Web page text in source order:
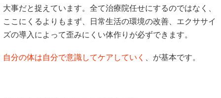
大事だと捉えています。全て治療院任せにするのではなく、
ここにくるよりもまず、日常生活の環境の改善、エクササイ
ズの導入によって歪みにくい体作りが必ずできます。
自分の体は自分で意識してケアしていく 、が基本です。